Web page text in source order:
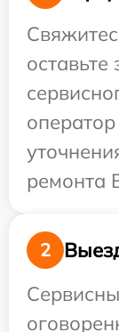
оставьте
ремонта
2